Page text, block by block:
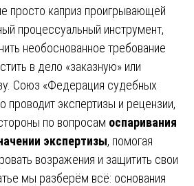
просто каприз проигрывающей
процессуальный инструмент,
необоснованное требование
в дело «заказную» или
Союз «Федерация судебных
проводит экспертизы и рецензии,
по вопросам оспаривания
экспертизы, помогая
возражения и защитить свои
мы разберём всё: основания